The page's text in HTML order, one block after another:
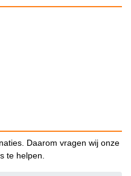
Daarom vragen wij onze
te helpen.